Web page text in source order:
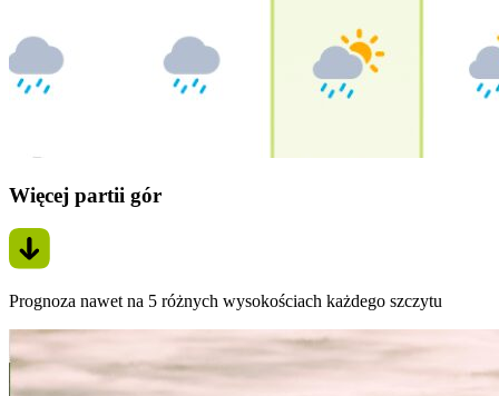
Więcej partii gór
Prognoza nawet na 5 różnych wysokościach każdego szczytu